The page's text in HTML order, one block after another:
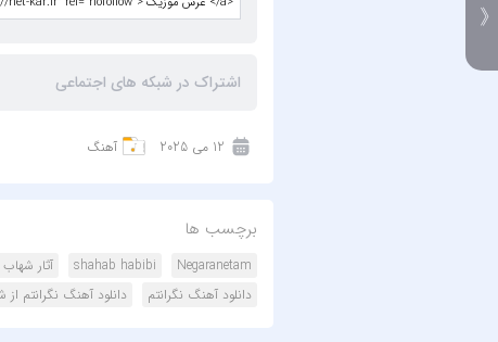
اشتراک در شبکه های اجتماعی
12 می 2025 آهنگ
برچسب ها
Negaranetam
shahab habibi آثار
دانلود آهنگ نگرانتم
دانلود آهنگ نگرانتم